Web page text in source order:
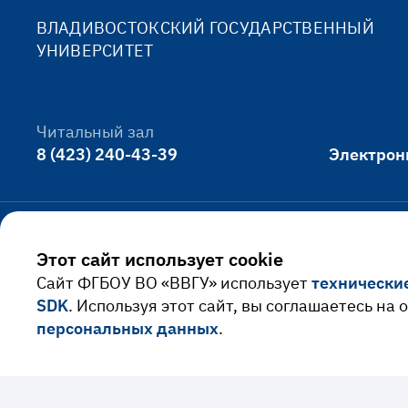
ВЛАДИВОСТОКСКИЙ ГОСУДАРСТВЕННЫЙ
УНИВЕРСИТЕТ
Читальный зал
8 (423) 240-43-39
Официально
Сведения об образовательной
организации
Этот сайт использует cookie
Cайт ФГБОУ ВО «ВВГУ» использует
SDK. Используя этот сайт, вы соглашаетесь
персональных данных.